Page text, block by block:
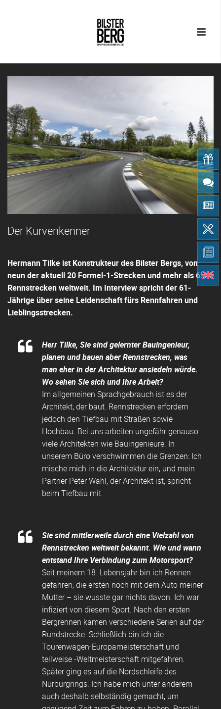
Der Kurvenkenner
Hermann Tilke ist Konstrukteur des Bilster Bergs, von
neun der aktuell 20 Formel-1-Strecken und mehr als 65
Rennstrecken weltweit. Im Interview spricht der 61-
Jährige über seine Leidenschaft fürs Rennfahren und
Lieblingsstrecken.
Herr Tilke, Sie sind gelernter Bauingenieur,
planen und bauen aber Rennstrecken, was
man eher in der Architektur ansiedeln würde.
Wo sehen Sie sich und Ihre Arbeit?
Im allgemeinen Sprachgebrauch ist es der
Architekt, der baut. Rennstrecken erfordern
jedoch den Tiefbau mit Straßen sowie
Hochbau. Bei uns arbeiten ungefähr genauso
viele Architekten wie Bauingenieure. In
unserem Büro verschwimmen die Grenzen: Ich
mische mich in die Architektur ein, und mein
Partner Peter Wahl, der Architekt ist, spricht
beim Tiefbau mit.
Sie sind mittlerweile durch eine Vielzahl von
Rennstrecken weltweit bekannt. Wie und wann
entstand Ihre Verbindung zum Motorsport?
Seit meinem 18. Lebensjahr bin ich Rennen
gefahren, die ersten noch mit dem Auto meiner
Mutter – sie wusste gar nichts davon. Ich war
infiziert von diesem Sport. Nach den ersten
Bergrennen kamen verschiedene Serien auf der
Rundstrecke. Schließlich bin ich die
Tourenwagen-Europameisterschaft und
teilweise -Weltmeisterschaft mitgefahren.
Später ging es auf die Nordschleife des
Nürburgrings. Ich habe mich unter anderem
auch deshalb selbständig gemacht, um